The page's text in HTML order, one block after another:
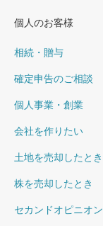
個人のお客様
相続・贈与
確定申告のご相談
個人事業・創業
会社を作りたい
土地を売却したとき
株を売却したとき
セカンドオピニオン